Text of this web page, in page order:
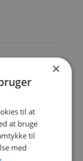
×
til at
at bruge
til
med